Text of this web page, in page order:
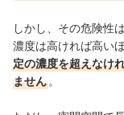
しかし、その危険性
濃度は高ければ高い
定の濃度を超えなけ
ません 。